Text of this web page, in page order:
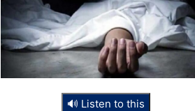
🔊 Listen to this